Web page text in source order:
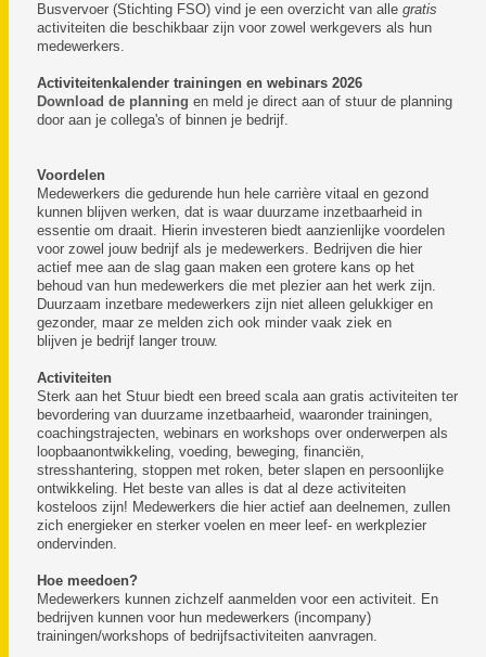
Busvervoer (Stichting FSO) vind je een overzicht van alle gratis
activiteiten die beschikbaar zijn voor zowel werkgevers als hun
medewerkers.
Activiteitenkalender trainingen en webinars 2026
Download de planning en meld je direct aan of stuur de planning
door aan je collega's of binnen je bedrijf.
Voordelen
Medewerkers die gedurende hun hele carrière vitaal en gezond
kunnen blijven werken, dat is waar duurzame inzetbaarheid in
essentie om draait. Hierin investeren biedt aanzienlijke voordelen
voor zowel jouw bedrijf als je medewerkers. Bedrijven die hier
actief mee aan de slag gaan maken een grotere kans op het
behoud van hun medewerkers die met plezier aan het werk zijn.
Duurzaam inzetbare medewerkers zijn niet alleen gelukkiger en
gezonder, maar ze melden zich ook minder vaak ziek en
blijven je bedrijf langer trouw.
Activiteiten
Sterk aan het Stuur biedt een breed scala aan gratis activiteiten ter
bevordering van duurzame inzetbaarheid, waaronder trainingen,
coachingstrajecten, webinars en workshops over onderwerpen als
loopbaanontwikkeling, voeding, beweging, financiën,
stresshantering, stoppen met roken, beter slapen en persoonlijke
ontwikkeling. Het beste van alles is dat al deze activiteiten
kosteloos zijn! Medewerkers die hier actief aan deelnemen, zullen
zich energieker en sterker voelen en meer leef- en werkplezier
ondervinden.
Hoe meedoen?
Medewerkers kunnen zichzelf aanmelden voor een activiteit. En
bedrijven kunnen voor hun medewerkers (incompany)
trainingen/workshops of bedrijfsactiviteiten aanvragen.